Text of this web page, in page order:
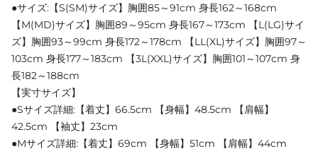
●サイズ:【S(SM)サイズ】胸囲85～91cm 身長162～168cm
【M(MD)サイズ】胸囲89～95cm 身長167～173cm 【L(LG)サイ
ズ】胸囲93～99cm 身長172～178cm 【LL(XL)サイズ】胸囲97～
103cm 身長177～183cm 【3L(XXL)サイズ】胸囲101～107cm 身
長182～188cm
【実寸サイズ】
●Sサイズ詳細:【着丈】66.5cm 【身幅】48.5cm 【肩幅】
42.5cm 【袖丈】23cm
●Mサイズ詳細:【着丈】69cm 【身幅】51cm 【肩幅】44cm